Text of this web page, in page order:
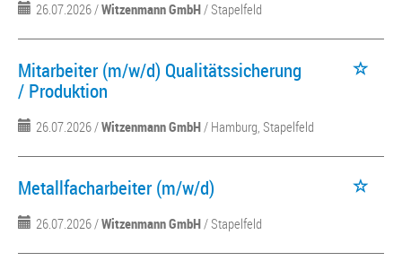
26.07.2026 /Witzenmann GmbH/ Stapelfeld
Mitarbeiter (m/w/d) Qualitätssicherung
/ Produktion
26.07.2026 /Witzenmann GmbH/ Hamburg, Stapelfeld
Metallfacharbeiter (m/w/d)
26.07.2026 /Witzenmann GmbH/ Stapelfeld